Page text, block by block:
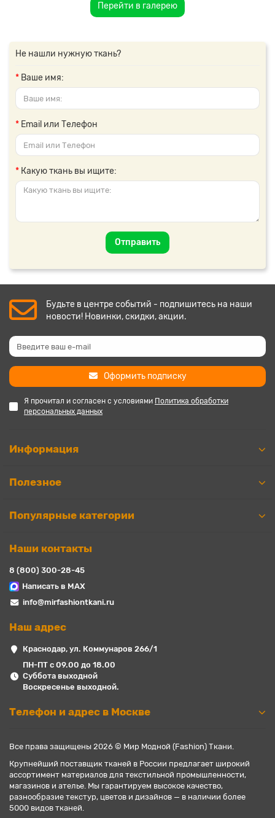
Перейти в галерею
Не нашли нужную ткань?
Ваше имя:
Email или Телефон
Какую ткань вы ищите:
Отправить
Будьте в центре событий - подпишитесь на наши
новости! Новинки, скидки, акции.
Оформить подписку
Я прочитал и согласен с условиями Политика обработки
персональных данных
Информация
Полезное
Популярные категории
Наши контакты
8 (800) 300-28-45
Написать в MAX
info@mirfashiontkani.ru
Наш адрес
Краснодар, ул. Коммунаров 266/1
ПН-ПТ с 09.00 до 18.00
Суббота выходной
Воскресенье выходной.
Телефон и адрес в Москве
Все права защищены 2026 © Мир Модной (Fashion) Ткани.
Крупнейший поставщик тканей в России предлагает широкий
ассортимент материалов для текстильной промышленности,
магазинов и ателье. Мы гарантируем высокое качество,
разнообразие текстур, цветов и дизайнов — в наличии более
5000 видов тканей.